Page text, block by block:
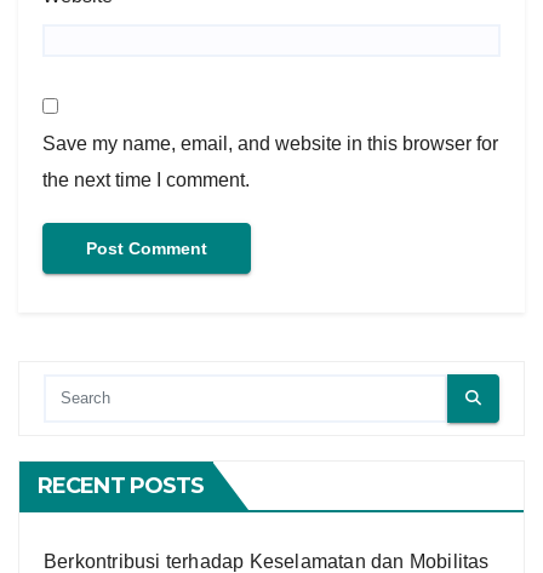
Save my name, email, and website in this browser for
the next time I comment.
RECENT POSTS
Berkontribusi terhadap Keselamatan dan Mobilitas